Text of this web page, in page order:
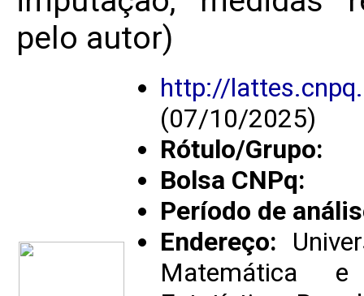
pelo autor)
http://
(07/10/2025)
Rótulo/Grupo:
Bolsa CNPq:
Período de
Endereço:
Matemática